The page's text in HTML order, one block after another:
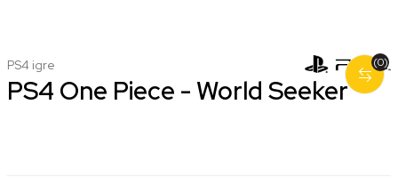
PS4 igre
PS4 One Piece - World Seeker
(0)